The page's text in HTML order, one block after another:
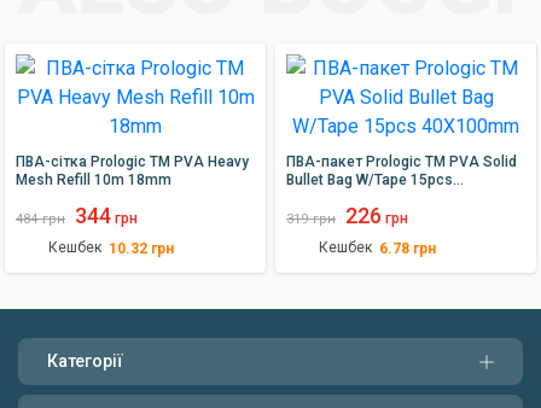
ПВА-сітка Prologic TM PVA Heavy
Mesh Refill 10m 18mm
484 грн 344 грн
Кешбек 10.32 грн
ПВА-пакет Prologic TM PVA Solid
Bullet Bag W/Tape 15pcs
319 грн 226 грн
Кешбек 6.78 грн
Категорії